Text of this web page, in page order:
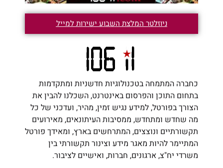
ניוזלטר המלצת השבוע ישירות למייל
כחברה המתמחה בטכנולוגיות חדשניות ומתקדמות
בתחום התוכן והפרסום באינטרנט, השכלנו להבין את
הצורך בפורטל, למידע נגיש זמין, מהיר, ועדכני של כל
מה שחדש ומתחדש, ממסיבות העיתונאים, מאירועים
תקשורתיים ונוצצים, המתרחשים בארץ, ומאידך פורטל
המתיימר להיות מאגר מידע וצינור תקשורתי בין
משרדי יח"צ, ארגונים, חברות, ואישיים לציבור.